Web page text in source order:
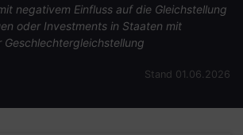
negativem Einfluss auf die Gleichstellung
oder Investments in Staaten mit
Geschlechtergleichstellung
Stand 01.06.2026